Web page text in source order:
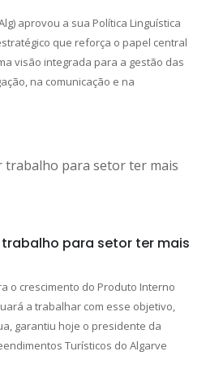
aprovou a sua Política Linguística
que reforça o papel central
visão integrada para a gestão das
na comunicação e na
para setor ter mais
o crescimento do Produto Interno
a trabalhar com esse objetivo,
garantiu hoje o presidente da
Turísticos do Algarve